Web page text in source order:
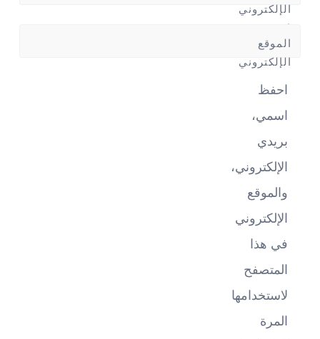
الإلكتروني
*
الموقع
الإلكتروني
احفظ
اسمي،
بريدي
الإلكتروني،
والموقع
الإلكتروني
في هذا
المتصفح
لاستخدامها
المرة